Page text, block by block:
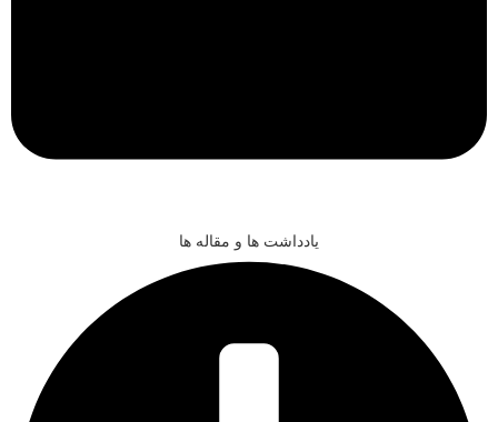
یادداشت ها و مقاله ها